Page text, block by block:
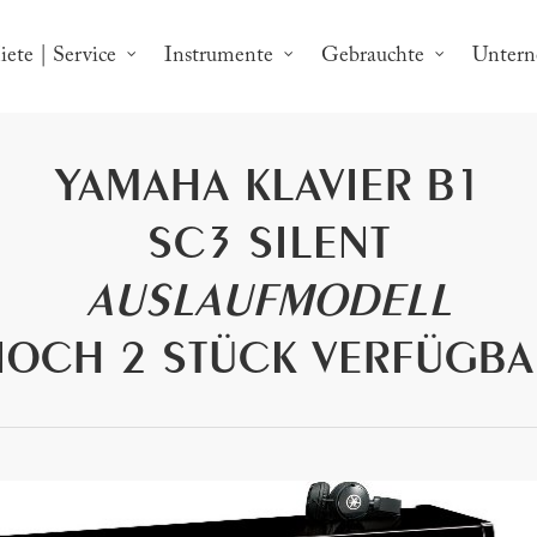
| Service Instrumente Gebrauchte
YAMAHA KLAVIER B1
SC3 SILENT
AUSLAUFMODELL
2 STÜCK